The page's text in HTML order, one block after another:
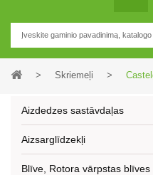
> Skriemeļi >
Aizdedzes sastāvdaļas
Aizsarglīdzekļi
Blīve, Rotora vārpstas blīves